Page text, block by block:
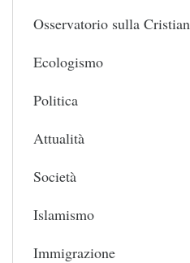
Osservatorio sulla
Ecologismo
Politica
Attualità
Società
Islamismo
Immigrazione